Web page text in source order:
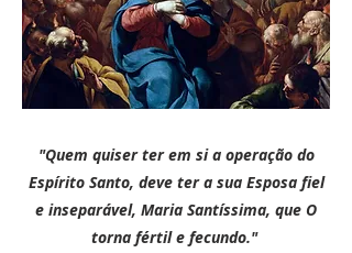
"Quem quiser ter em si a operação do
Espírito Santo, deve ter a sua Esposa fiel
e inseparável, Maria Santíssima, que O
torna fértil e fecundo."